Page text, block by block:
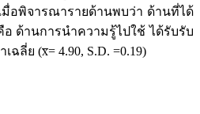
เมื่อพิจารณารายด้านพบว่า ด้านที่ได้
ด้านการนำความรู้ไปใช้ ได้รับรับ
ลี่ย (x̅= 4.90, S.D. =0.19)